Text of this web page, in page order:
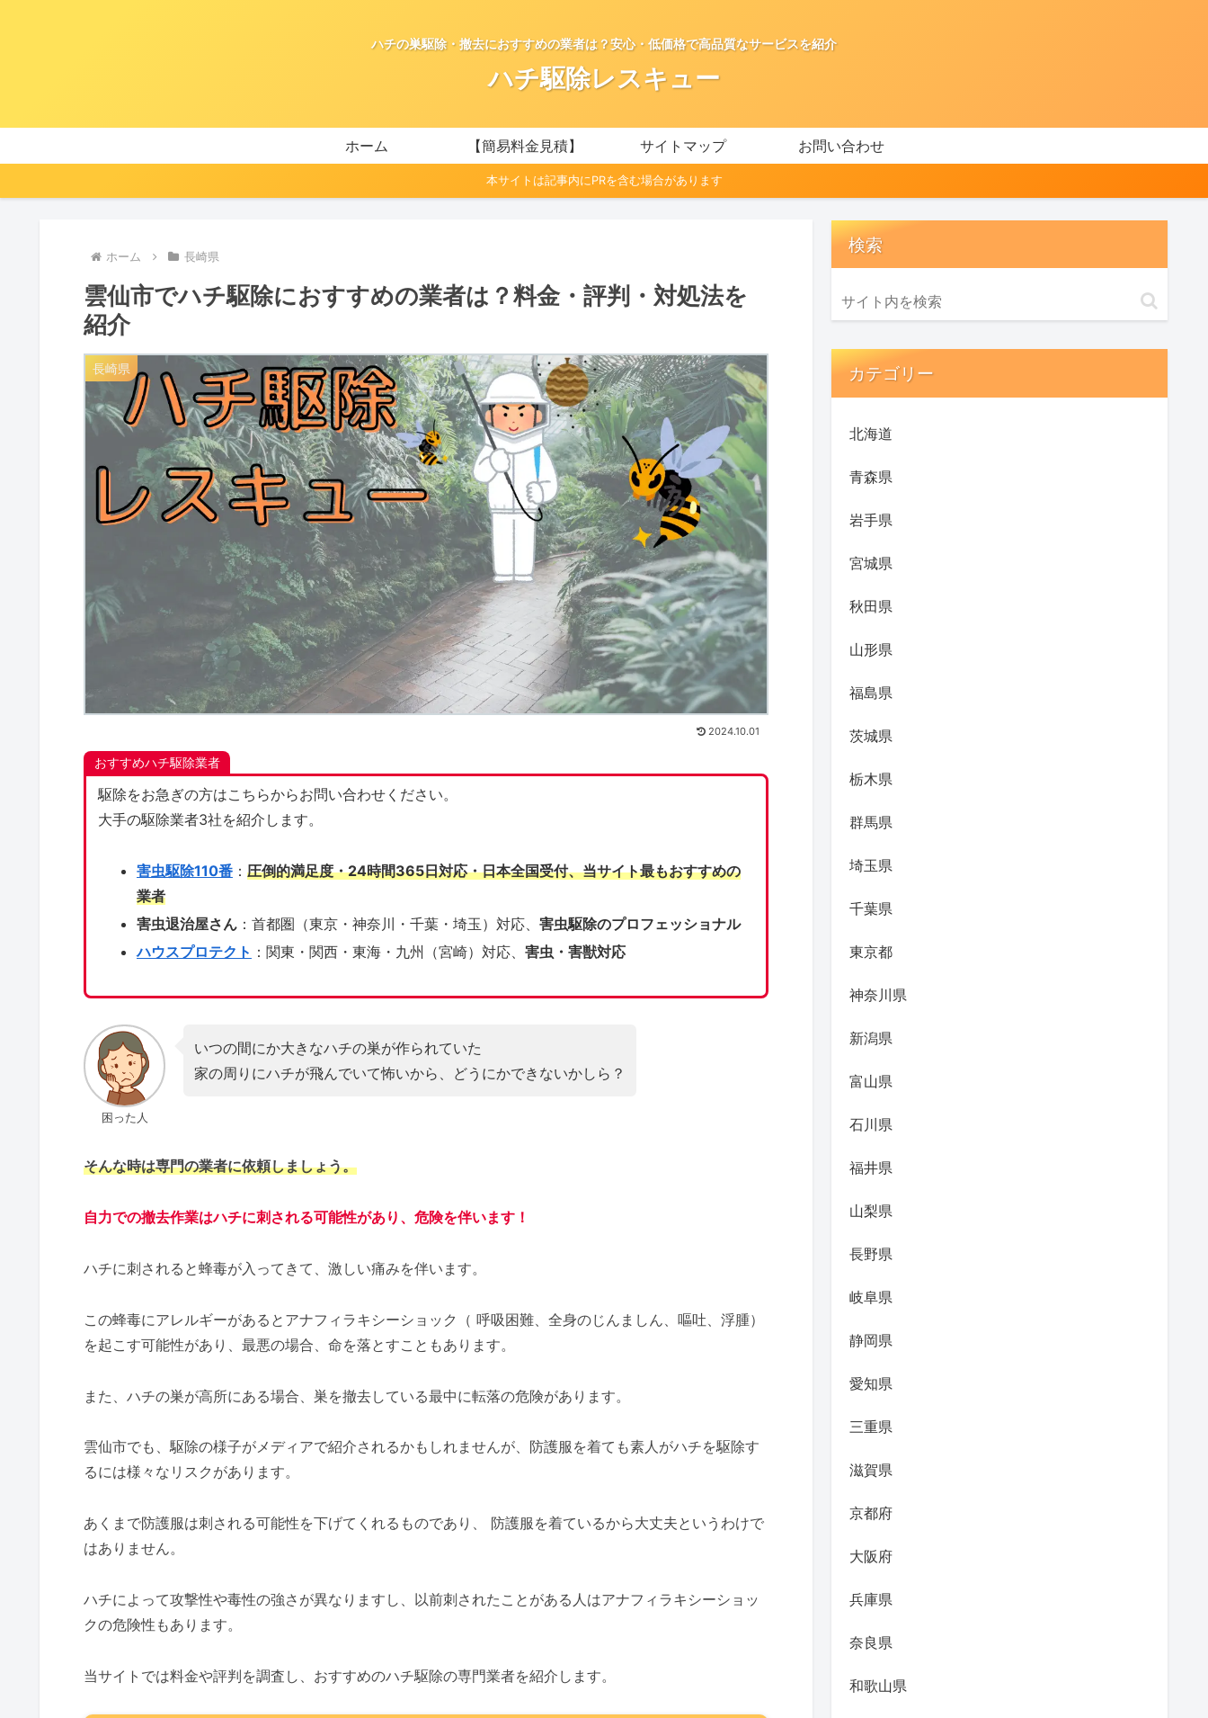
ハチの巣駆除・撤去におすすめの業者は？安心・低価格で高品質なサービスを紹介
ハチ駆除レスキュー
ホーム 【簡易料金見積】 サイトマップ お問い合わせ
本サイトは記事内にPRを含む場合があります
ホーム 長崎県
雲仙市でハチ駆除におすすめの業者は？料金・評判・対処法を
紹介
長崎県
2024.10.01
おすすめハチ駆除業者
駆除をお急ぎの方はこちらからお問い合わせください。
大手の駆除業者3社を紹介します。
害虫駆除110番： 圧倒的満足度・24時間365日対応・日本全国受付、当サイト最もおすすめの
業者
害虫退治屋さん：首都圏（東京・神奈川・千葉・埼玉）対応、 害虫駆除のプロフェッショナル
ハウスプロテクト ：関東・関西・東海・九州（宮崎）対応、 害虫・害獣対応
困った人
いつの間にか大きなハチの巣が作られていた
家の周りにハチが飛んでいて怖いから、どうにかできないかしら？
そんな時は専門の業者に依頼しましょう。
自力での撤去作業はハチに刺される可能性があり、危険を伴います！
ハチに刺されると蜂毒が入ってきて、激しい痛みを伴います。
この蜂毒にアレルギーがあるとアナフィラキシーショック（ 呼吸困難、全身のじんましん、嘔吐、浮腫）
を起こす可能性があり、最悪の場合、命を落とすこともあります。
また、ハチの巣が高所にある場合、巣を撤去している最中に転落の危険があります。
雲仙市でも、駆除の様子がメディアで紹介されるかもしれませんが、防護服を着ても素人がハチを駆除す
るには様々なリスクがあります。
あくまで防護服は刺される可能性を下げてくれるものであり、 防護服を着ているから大丈夫というわけで
はありません。
ハチによって攻撃性や毒性の強さが異なりますし、以前刺されたことがある人はアナフィラキシーショッ
クの危険性もあります。
当サイトでは料金や評判を調査し、おすすめのハチ駆除の専門業者を紹介します。
検索
カテゴリー
北海道
青森県
岩手県
宮城県
秋田県
山形県
福島県
茨城県
栃木県
群馬県
埼玉県
千葉県
東京都
神奈川県
新潟県
富山県
石川県
福井県
山梨県
長野県
岐阜県
静岡県
愛知県
三重県
滋賀県
京都府
大阪府
兵庫県
奈良県
和歌山県